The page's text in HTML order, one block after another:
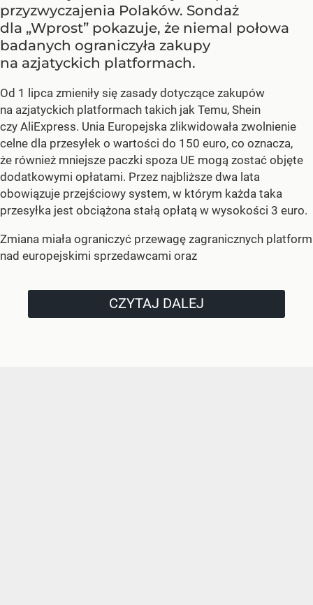
przyzwyczajenia Polaków. Sondaż
dla „Wprost” pokazuje, że niemal połowa
badanych ograniczyła zakupy
na azjatyckich platformach.
Od 1 lipca zmieniły się zasady dotyczące zakupów
na azjatyckich platformach takich jak Temu, Shein
czy AliExpress. Unia Europejska zlikwidowała zwolnienie
celne dla przesyłek o wartości do 150 euro, co oznacza,
że również mniejsze paczki spoza UE mogą zostać objęte
dodatkowymi opłatami. Przez najbliższe dwa lata
obowiązuje przejściowy system, w którym każda taka
przesyłka jest obciążona stałą opłatą w wysokości 3 euro.
Zmiana miała ograniczyć przewagę zagranicznych platform
nad europejskimi sprzedawcami oraz
CZYTAJ DALEJ